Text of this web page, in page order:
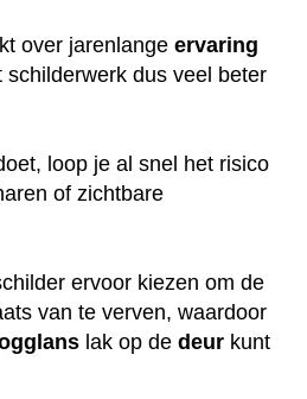
over jarenlange ervaring
schilderwerk dus veel beter
loop je al snel het risico
of zichtbare
ervoor kiezen om de
van te verven, waardoor
lak op de deur kunt